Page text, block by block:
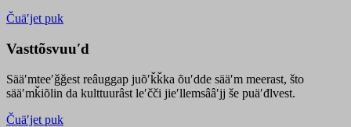
Čuäʹjet puk
Vasttõsvuuʹd
Sääʹmteeʹǧǧest reâuggap juõʹǩǩka õuʹdde sääʹm meerast, što
sääʹmǩiõlin da kulttuurâst leʹčči jieʹllemsââʹjj še puäʹđlvest.
Čuäʹjet puk